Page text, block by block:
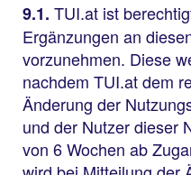
9.1. TUI.at ist
Ergänzungen an
vorzunehmen. Diese
nachdem TUI.at dem
Änderung der
und der Nutzer dieser
von 6 Wochen ab